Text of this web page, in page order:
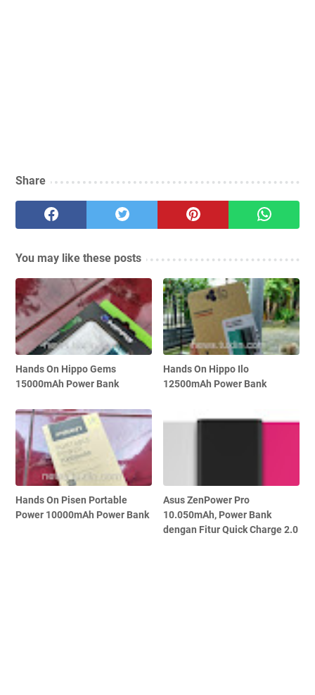
Share
You may like these posts
Hands On Hippo Gems
15000mAh Power Bank
Hands On Hippo Ilo
12500mAh Power Bank
Hands On Pisen Portable
Power 10000mAh Power Bank
Asus ZenPower Pro
10.050mAh, Power Bank
dengan Fitur Quick Charge 2.0